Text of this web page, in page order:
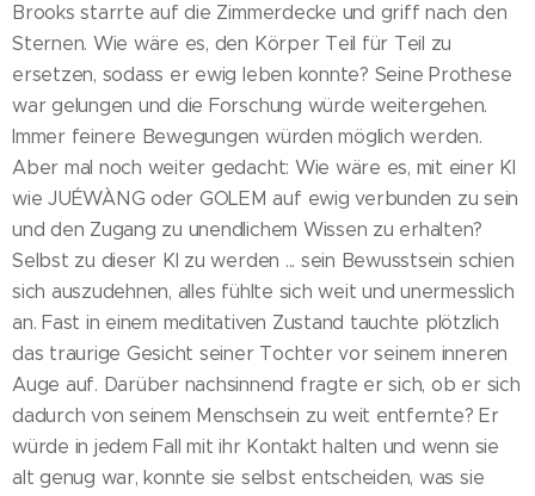
Brooks starrte auf die Zimmerdecke und griff nach den
Sternen. Wie wäre es, den Körper Teil für Teil zu
ersetzen, sodass er ewig leben konnte? Seine Prothese
war gelungen und die Forschung würde weitergehen.
Immer feinere Bewegungen würden möglich werden.
Aber mal noch weiter gedacht: Wie wäre es, mit einer KI
wie JUÉWÀNG oder GOLEM auf ewig verbunden zu sein
und den Zugang zu unendlichem Wissen zu erhalten?
Selbst zu dieser KI zu werden ... sein Bewusstsein schien
sich auszudehnen, alles fühlte sich weit und unermesslich
an. Fast in einem meditativen Zustand tauchte plötzlich
das traurige Gesicht seiner Tochter vor seinem inneren
Auge auf. Darüber nachsinnend fragte er sich, ob er sich
dadurch von seinem Menschsein zu weit entfernte? Er
würde in jedem Fall mit ihr Kontakt halten und wenn sie
alt genug war, konnte sie selbst entscheiden, was sie